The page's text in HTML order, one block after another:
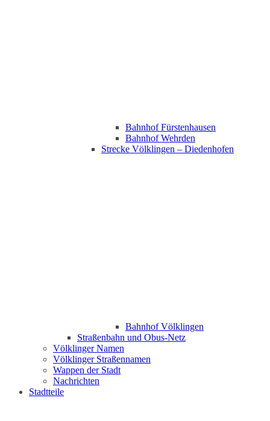
Bahnhof Fürstenhausen
Bahnhof Wehrden
Strecke Völklingen – Diedenhofen
Bahnhof Völklingen
Straßenbahn und Obus-Netz
Völklinger Namen
Völklinger Straßennamen
Wappen der Stadt
Nachrichten
Stadtteile